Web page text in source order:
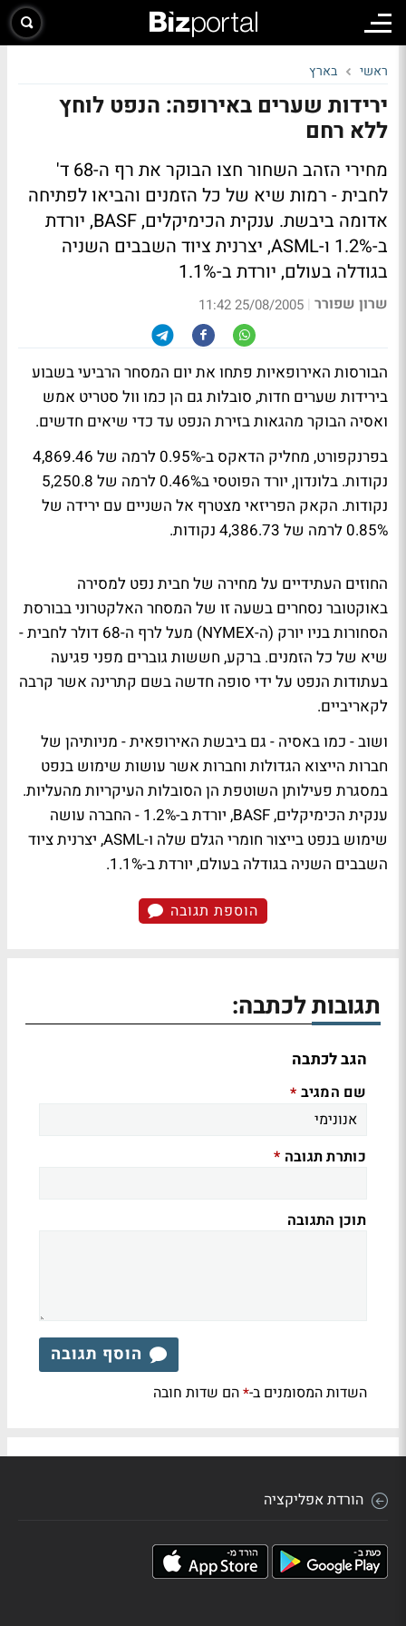
ראשי בארץ
ירידות שערים באירופה: הנפט לוחץ
ללא רחם
מחירי הזהב השחור חצו הבוקר את רף ה-68 ד'
לחבית - רמות שיא של כל הזמנים והביאו לפתיחה
אדומה ביבשת. ענקית הכימיקלים, BASF, יורדת
ב-1.2% ו-ASML, יצרנית ציוד השבבים השניה
בגודלה בעולם, יורדת ב-1.1%
שרון שפורר |
25/08/2005 11:42
הבורסות האירופאיות פתחו את יום המסחר הרביעי בשבוע
בירידות שערים חדות, סובלות גם הן כמו וול סטריט אמש
ואסיה הבוקר מהגאות בזירת הנפט עד כדי שיאים חדשים.
בפרנקפורט, מחליק הדאקס ב-0.95% לרמה של 4,869.46
נקודות. בלונדון, יורד הפוטסי ב0.46% לרמה של 5,250.8
נקודות. הקאק הפריזאי מצטרף אל השניים עם ירידה של
0.85% לרמה של 4,386.73 נקודות.
החוזים העתידיים על מחירה של חבית נפט למסירה
באוקטובר נסחרים בשעה זו של המסחר האלקטרוני בבורסת
הסחורות בניו יורק (ה-NYMEX) מעל לרף ה-68 דולר לחבית -
שיא של כל הזמנים. ברקע, חששות גוברים מפני פגיעה
בעתודות הנפט על ידי סופה חדשה בשם קתרינה אשר קרבה
לקאריביים.
ושוב - כמו באסיה - גם ביבשת האירופאית - מניותיהן של
חברות הייצוא הגדולות וחברות אשר עושות שימוש בנפט
במסגרת פעילותן השוטפת הן הסובלות העיקריות מהעליות.
ענקית הכימיקלים, BASF, יורדת ב-1.2% - החברה עושה
שימוש בנפט בייצור חומרי הגלם שלה ו-ASML, יצרנית ציוד
השבבים השניה בגודלה בעולם, יורדת ב-1.1%.
הוספת תגובה
תגובות לכתבה:
הגב לכתבה
שם המגיב *
כותרת תגובה *
תוכן התגובה
הוסף תגובה
השדות המסומנים ב-*הם שדות חובה
הורדת אפליקציה